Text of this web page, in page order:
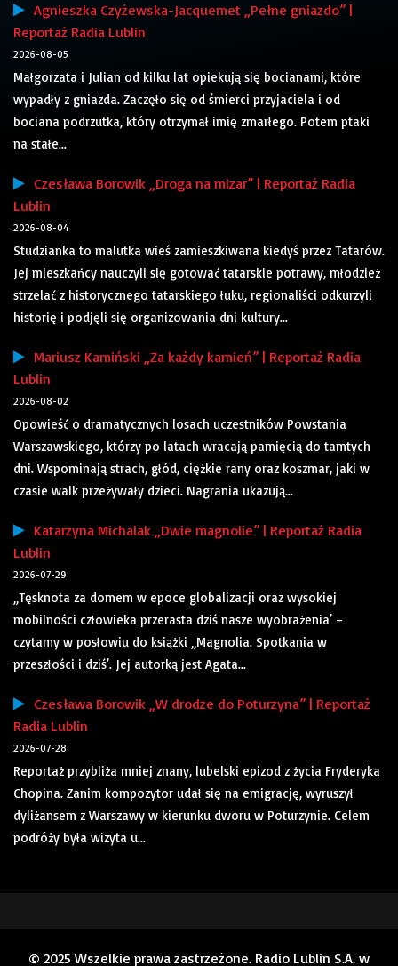
Agnieszka Czyżewska-Jacquemet „Pełne gniazdo” |
Reportaż Radia Lublin
2026-08-05
Małgorzata i Julian od kilku lat opiekują się bocianami, które
wypadły z gniazda. Zaczęło się od śmierci przyjaciela i od
bociana podrzutka, który otrzymał imię zmarłego. Potem ptaki
na stałe...
Czesława Borowik „Droga na mizar” | Reportaż Radia
Lublin
2026-08-04
Studzianka to malutka wieś zamieszkiwana kiedyś przez Tatarów.
Jej mieszkańcy nauczyli się gotować tatarskie potrawy, młodzież
strzelać z historycznego tatarskiego łuku, regionaliści odkurzyli
historię i podjęli się organizowania dni kultury...
Mariusz Kamiński „Za każdy kamień” | Reportaż Radia
Lublin
2026-08-02
Opowieść o dramatycznych losach uczestników Powstania
Warszawskiego, którzy po latach wracają pamięcią do tamtych
dni. Wspominają strach, głód, ciężkie rany oraz koszmar, jaki w
czasie walk przeżywały dzieci. Nagrania ukazują...
Katarzyna Michalak „Dwie magnolie” | Reportaż Radia
Lublin
2026-07-29
„Tęsknota za domem w epoce globalizacji oraz wysokiej
mobilności człowieka przerasta dziś nasze wyobrażenia’ –
czytamy w posłowiu do książki „Magnolia. Spotkania w
przeszłości i dziś’. Jej autorką jest Agata...
Czesława Borowik „W drodze do Poturzyna” | Reportaż
Radia Lublin
2026-07-28
Reportaż przybliża mniej znany, lubelski epizod z życia Fryderyka
Chopina. Zanim kompozytor udał się na emigrację, wyruszył
dyliżansem z Warszawy w kierunku dworu w Poturzynie. Celem
podróży była wizyta u...
© 2025 Wszelkie prawa zastrzeżone. Radio Lublin S.A. w